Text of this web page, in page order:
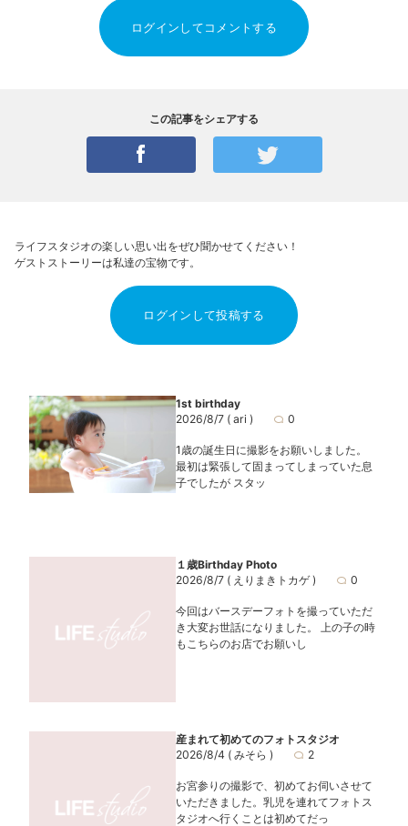
ログインしてコメントする
この記事をシェアする
ライフスタジオの楽しい思い出をぜひ聞かせてください！
ゲストストーリーは私達の宝物です。
ログインして投稿する
1st birthday
2026/8/7 ( ari ) 0
1歳の誕生日に撮影をお願いしました。
最初は緊張して固まってしまっていた息
子でしたが スタッ
１歳Birthday Photo
2026/8/7 ( えりまきトカゲ ) 0
今回はバースデーフォトを撮っていただ
き大変お世話になりました。 上の子の時
もこちらのお店でお願いし
産まれて初めてのフォトスタジオ
2026/8/4 ( みそら ) 2
お宮参りの撮影で、初めてお伺いさせて
いただきました。乳児を連れてフォトス
タジオへ行くことは初めてだっ